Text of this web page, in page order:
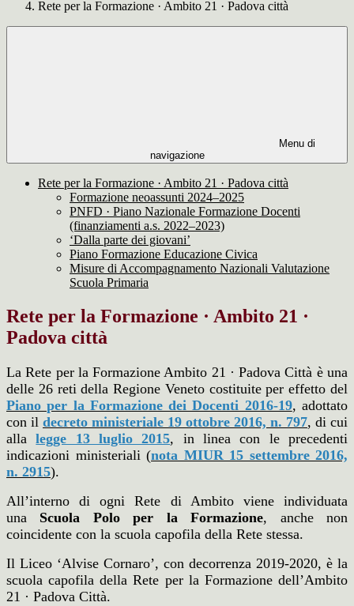
Rete per la Formazione · Ambito 21 · Padova città
Menu di
navigazione
Rete per la Formazione · Ambito 21 · Padova città
Formazione neoassunti 2024–2025
PNFD · Piano Nazionale Formazione Docenti
(finanziamenti a.s. 2022–2023)
‘Dalla parte dei giovani’
Piano Formazione Educazione Civica
Misure di Accompagnamento Nazionali Valutazione
Scuola Primaria
Rete per la Formazione · Ambito 21 ·
Padova città
La Rete per la Formazione Ambito 21 · Padova Città è una
delle 26 reti della Regione Veneto costituite per effetto del
Piano per la Formazione dei Docenti 2016-19, adottato
con il decreto ministeriale 19 ottobre 2016, n. 797, di cui
allalegge 13 luglio 2015, in linea con le precedenti
indicazioni ministeriali (nota MIUR 15 settembre 2016,
n. 2915).
All’interno di ogni Rete di Ambito viene individuata
una Scuola Polo per la Formazione, anche non
coincidente con la scuola capofila della Rete stessa.
Il Liceo ‘Alvise Cornaro’, con decorrenza 2019-2020, è la
scuola capofila della Rete per la Formazione dell’Ambito
21 · Padova Città.